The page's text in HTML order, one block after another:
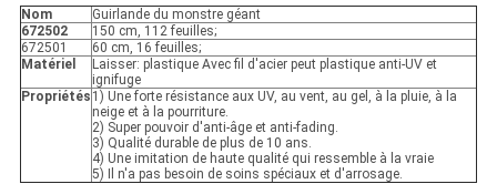
Nom
Guirlande du monstre géant
672502
150 cm, 112 feuilles;
672501
60 cm, 16 feuilles;
Matériel
Laisser: plastique Avec fil d'acier peut plastique anti-UV et
ignifuge
Propriétés 1) Une forte résistance aux UV, au vent, au gel, à la pluie, à la
neige et à la pourriture.
2) Super pouvoir d'anti-âge et anti-fading.
3) Qualité durable de plus de 10 ans.
4) Une imitation de haute qualité qui ressemble à la vraie
5) Il n'a pas besoin de soins spéciaux et d'arrosage.